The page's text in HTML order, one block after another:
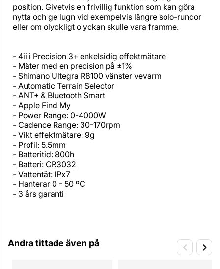
position. Givetvis en frivillig funktion som kan göra
nytta och ge lugn vid exempelvis längre solo-rundor
eller om olyckligt olyckan skulle vara framme.
- 4iiii Precision 3+ enkelsidig effektmätare
- Mäter med en precision på ±1%
- Shimano Ultegra R8100 vänster vevarm
- Automatic Terrain Selector
- ANT+ & Bluetooth Smart
- Apple Find My
- Power Range: 0-4000W
- Cadence Range: 30-170rpm
- Vikt effektmätare: 9g
- Profil: 5.5mm
- Batteritid: 800h
- Batteri: CR3032
- Vattentät: IPx7
- Hanterar 0 - 50 ºC
- 3 års garanti
Andra tittade även på